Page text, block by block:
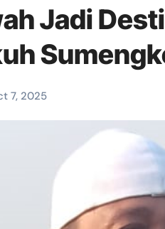
Jadi
7, 2025